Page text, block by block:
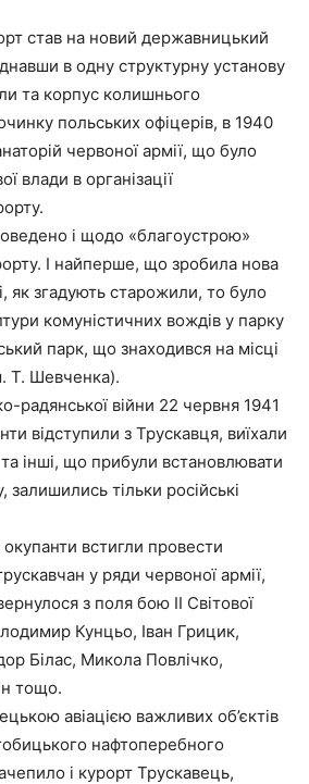
став на новий державницький
в одну структурну установу
та корпус колишнього
польських офіцерів, в 1940
червоної армії, що було
влади в організації
і щодо «благоустрою»
І найперше, що зробила нова
як згадують старожили, то було
комуністичних вождів у парку
парк, що знаходився на місці
Т. Шевченка).
радянської війни 22 червня 1941
відступили з Трускавця, виїхали
та інші, що прибули встановлювати
залишились тільки російські
встигли провести
у ряди червоної армії,
з поля бою ІІ Світової
Кунцьо, Іван Грицик,
Білас, Микола Повлічко,
тощо.
авіацією важливих об’єктів
нафтоперебного
і курорт Трускавець,